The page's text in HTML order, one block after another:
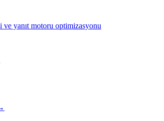
yanıt motoru optimizasyonu